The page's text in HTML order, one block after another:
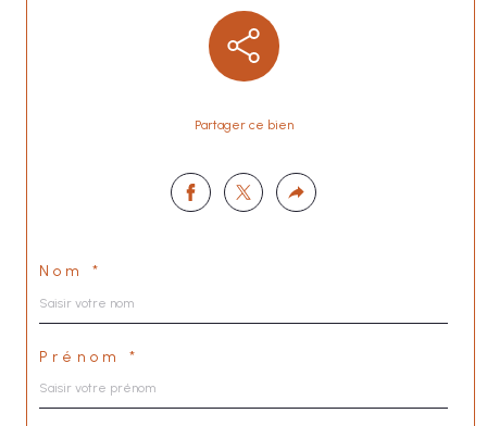
Partager ce bien
Nom *
Prénom *